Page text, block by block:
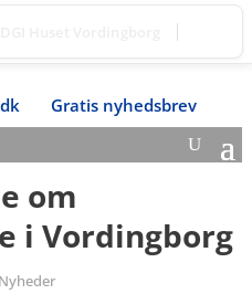
Gratis nyhedsbrev
om
i Vordingborg
Nyheder